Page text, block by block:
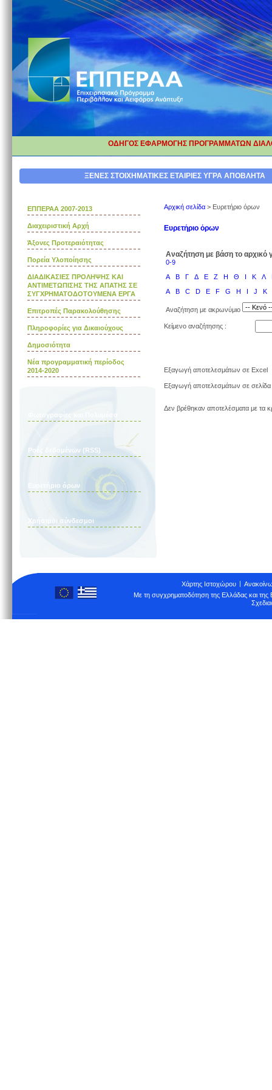
ΟΔΗΓΟΣ ΕΦΑΡΜΟΓΗΣ ΠΡΟΓΡΑΜΜΑΤΩΝ
ΔΙΟΡΘΩΣΗ ΕΠΕΞΗΓΗΜΑΤΙΚΩΝ
ΞΕΝΕΣ ΣΤΟΙΧΗΜΑΤΙΚΕΣ ΕΤΑΙΡΙΕΣ ΥΓΡΑ ΑΠΟΒΛΗΤΑ
ΕΠΠΕΡΑΑ 2007-2013
Διαχειριστική Αρχή
Άξονες Προτεραιότητας
Πορεία Υλοποίησης
ΔΙΑΔΙΚΑΣΙΕΣ ΠΡΟΛΗΨΗΣ ΚΑΙ
ΑΝΤΙΜΕΤΩΠΙΣΗΣ ΤΗΣ ΑΠΑΤΗΣ ΣΕ
ΣΥΓΧΡΗΜΑΤΟΔΟΤΟΥΜΕΝΑ ΕΡΓΑ
Επιτροπές Παρακολούθησης
Πληροφορίες για Δικαιούχους
Δημοσιότητα
Νέα προγραμματική περίοδος
2014-2020
Φωτογραφίες και Πολυμέσα
Ροές δεδομένων (RSS)
Ευρετήριο όρων
Χρήσιμοι σύνδεσμοι
Αρχική σελίδα > Ευρετήριο όρων
Ευρετήριο όρων
Αναζήτηση με βάση το
0-9
Α
Β Γ Δ Ε Ζ Η Θ Ι Κ Λ
A
B C D E F G H I J K
Αναζήτηση με ακρωνύμιο
Κείμενο αναζήτησης :
Εξαγωγή αποτελεσμάτων σε Excel
Εξαγωγή αποτελεσμάτων σε σελίδα
Δεν βρέθηκαν αποτελέσματα με τα
Χάρτης Ιστοχώρου
Με τη συγχρηματοδότηση της Ελλάδας και